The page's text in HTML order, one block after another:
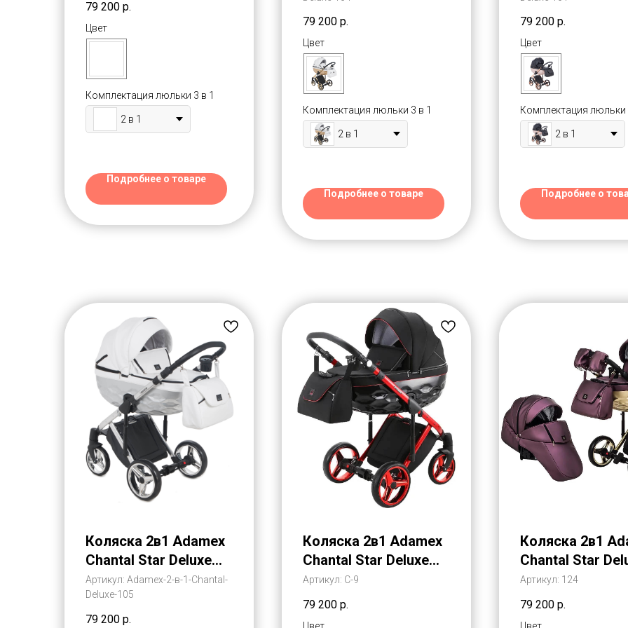
Делюкс)
79 200 р.
Цвет
Комплектация люльки 3 в 1
2 в 1
Подробнее о товаре
Делюкс)
79 200 р.
Цвет
Комплектация люльки 3 в 1
2 в 1
Подробнее о товаре
Делюкс)
79 200 р.
Цвет
Комплектация люльки
2 в 1
Подробнее о
Коляска 2в1 Adamex
Chantal Star Deluxe
Эко-Кожа (Адамекс
Шантал Стар
Делюкс)
Артикул: Adamex-2-в-1-Chantal-
Deluxe-105
79 200 р.
Коляска 2в1 Adamex
Chantal Star Deluxe
Эко-Кожа (Адамекс
Шантал Стар
Артикул: C-9
79 200 р.
Цвет
Коляска 2в1
Chantal Star
Эко-Кожа
Шантал Стар
Артикул: 124
79 200 р.
Цвет